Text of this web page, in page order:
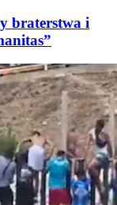
braterstwa i